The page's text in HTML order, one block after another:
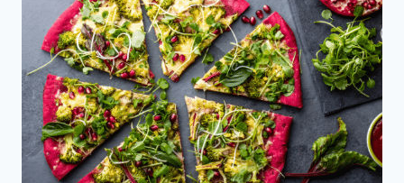
VÃO
TE
CONQUISTAR